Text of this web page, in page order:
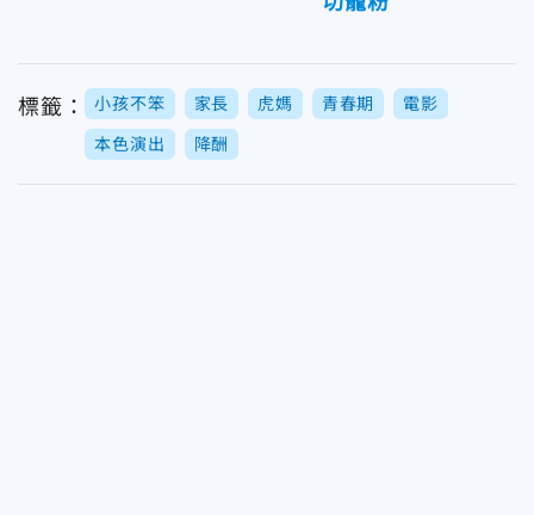
標籤： 小孩不笨 家長 虎媽 青春期 電影
本色演出 降酬